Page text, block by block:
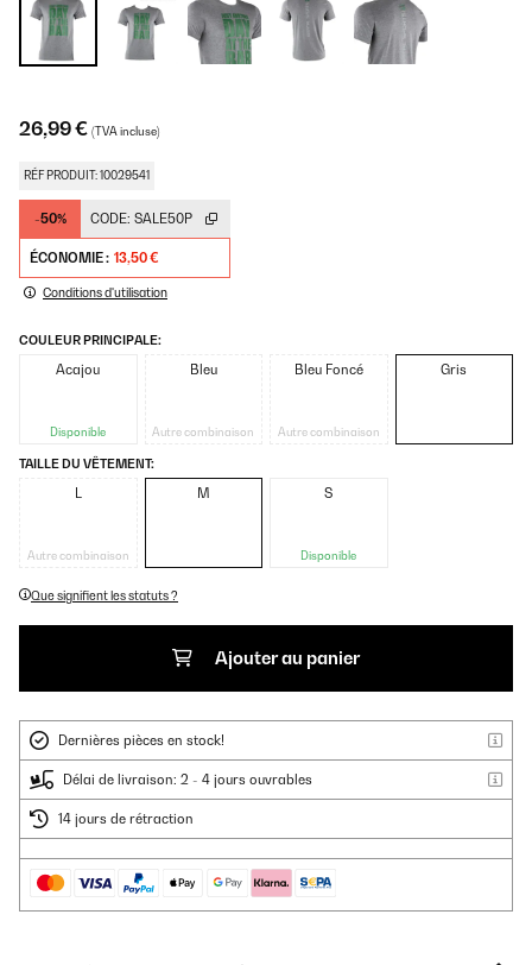
26,99 € (TVA incluse)
RÉF PRODUIT: 10029541
-50% CODE: SALE50P
ÉCONOMIE : 13,50 €
Conditions d'utilisation
COULEUR PRINCIPALE:
Acajou
Disponible
Bleu
Autre combinaison
Bleu Foncé
Autre combinaison
Gris
TAILLE DU VÊTEMENT:
L
Autre combinaison
M S
Disponible
Que signifient les statuts ?
Ajouter au panier
Dernières pièces en stock!
Délai de livraison: 2 - 4 jours ouvrables
14 jours de rétraction